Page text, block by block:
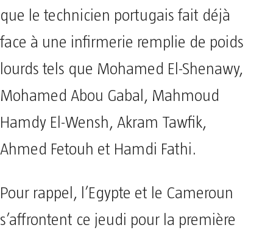
que le technicien portugais fait déjà
face à une infirmerie remplie de poids
lourds tels que Mohamed El-Shenawy,
Mohamed Abou Gabal, Mahmoud
Hamdy El-Wensh, Akram Tawfik,
Ahmed Fetouh et Hamdi Fathi.
Pour rappel, l’Egypte et le Cameroun
s’affrontent ce jeudi pour la première